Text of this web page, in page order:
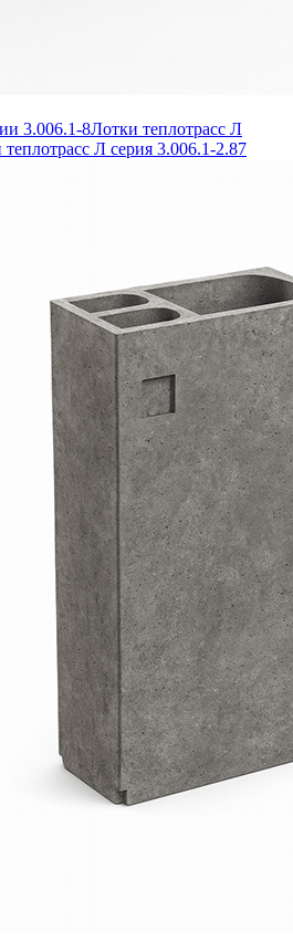
3.006.1-8Лотки теплотрасс Л
Л серия 3.006.1-2.87